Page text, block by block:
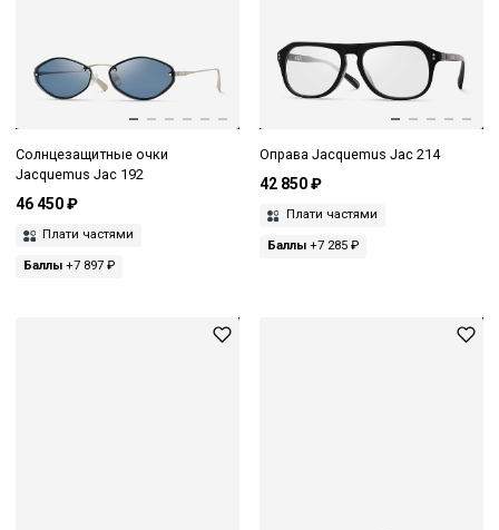
Солнцезащитные очки
Jacquemus Jac 192
46 450 ₽
Плати частями
Баллы +7 897 ₽
Оправа Jacquemus Jac 214
42 850 ₽
Плати частями
Баллы+7 285 ₽